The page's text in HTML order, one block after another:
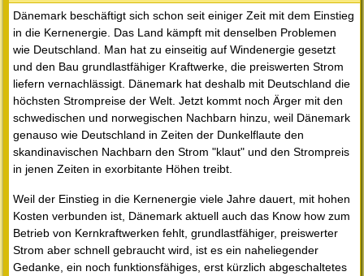
Dänemark beschäftigt sich schon seit einiger Zeit mit dem Einstieg
in die Kernenergie. Das Land kämpft mit denselben Problemen
wie Deutschland. Man hat zu einseitig auf Windenergie gesetzt
und den Bau grundlastfähiger Kraftwerke, die preiswerten Strom
liefern vernachlässigt. Dänemark hat deshalb mit Deutschland die
höchsten Strompreise der Welt. Jetzt kommt noch Ärger mit den
schwedischen und norwegischen Nachbarn hinzu, weil Dänemark
genauso wie Deutschland in Zeiten der Dunkelflaute den
skandinavischen Nachbarn den Strom "klaut" und den Strompreis
in jenen Zeiten in exorbitante Höhen treibt.
Weil der Einstieg in die Kernenergie viele Jahre dauert, mit hohen
Kosten verbunden ist, Dänemark aktuell auch das Know how zum
Betrieb von Kernkraftwerken fehlt, grundlastfähiger, preiswerter
Strom aber schnell gebraucht wird, ist es ein naheliegender
Gedanke, ein noch funktionsfähiges, erst kürzlich abgeschaltetes